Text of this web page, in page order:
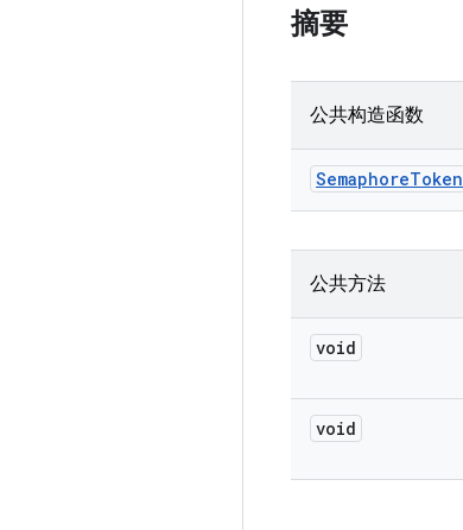
摘要
公共构造函数
SemaphoreToken
公共方法
void
void